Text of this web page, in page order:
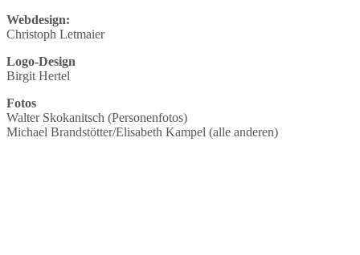
Webdesign:
Christoph Letmaier
Logo-Design
Birgit Hertel
Fotos
Walter Skokanitsch (Personenfotos)
Michael Brandstötter/Elisabeth Kampel (alle anderen)